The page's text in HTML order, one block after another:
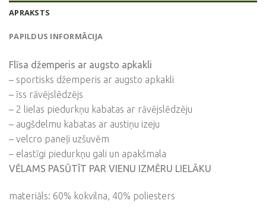
APRAKSTS
PAPILDUS INFORMĀCIJA
Flīsa džemperis ar augsto apkakli
– sportisks džemperis ar augsto apkakli
– īss rāvējslēdzējs
– 2 lielas piedurkņu kabatas ar rāvējslēdzēju
– augšdelmu kabatas ar austiņu izeju
– velcro paneļi uzšuvēm
– elastīgi piedurkņu gali un apakšmala
VĒLAMS PASŪTĪT PAR VIENU IZMĒRU LIELĀKU
materiāls: 60% kokvilna, 40% poliesters